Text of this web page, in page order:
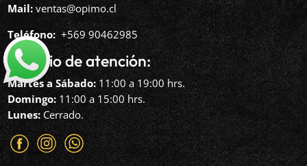
Mail: ventas@opimo.cl
Teléfono: ‪+569 90462985‬
Horario de atención:
Martes a Sábado: 11:00 a 19:00 hrs.
Domingo: 11:00 a 15:00 hrs.
Lunes: Cerrado.